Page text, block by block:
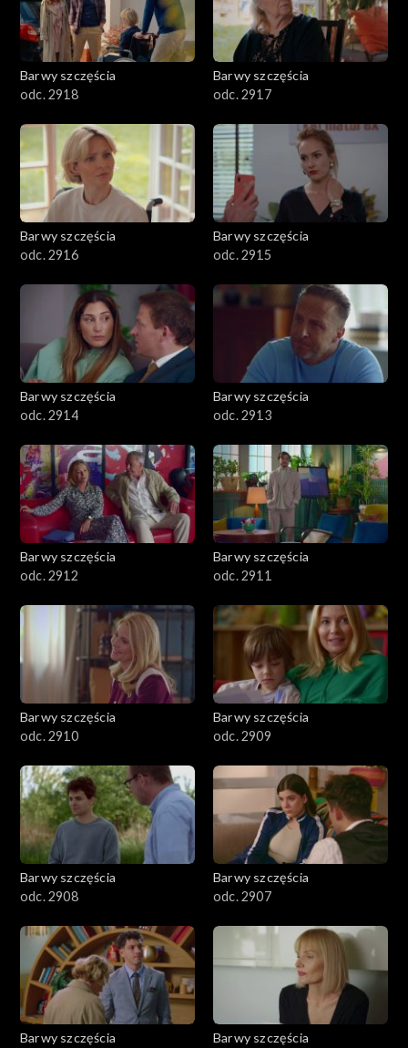
Barwy szczęścia
odc. 2918
Barwy szczęścia
odc. 2917
Barwy szczęścia
odc. 2916
Barwy szczęścia
odc. 2915
Barwy szczęścia
odc. 2914
Barwy szczęścia
odc. 2913
Barwy szczęścia
odc. 2912
Barwy szczęścia
odc. 2911
Barwy szczęścia
odc. 2910
Barwy szczęścia
odc. 2909
Barwy szczęścia
odc. 2908
Barwy szczęścia
odc. 2907
Barwy szczęścia
Barwy szczęścia